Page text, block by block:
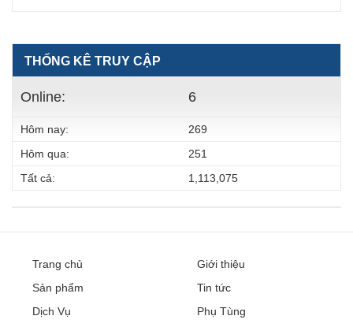
THỐNG KÊ TRUY CẬP
Online: 6
Hôm nay:
269
Hôm qua:
251
Tất cả:
1,113,075
Trang chủ
Giới thiệu
Sản phẩm
Tin tức
Dịch Vụ
Phụ Tùng